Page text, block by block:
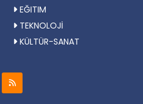
EĞITIM
TEKNOLOJİ
KÜLTÜR-SANAT